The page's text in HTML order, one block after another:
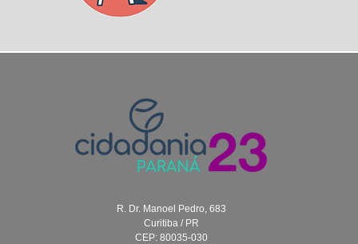
R. Dr. Manoel Pedro, 683
Curitiba / PR
CEP: 80035-030